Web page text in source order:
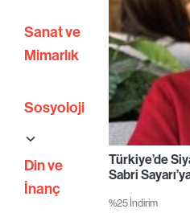
Sanat ve
Mimarlık
Sosyoloji
Din ve
İnanç
Türkiye’de
Sabri
%25 İndirim